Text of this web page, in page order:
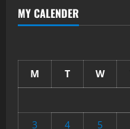
MY CALENDER
M T W
3
4 5